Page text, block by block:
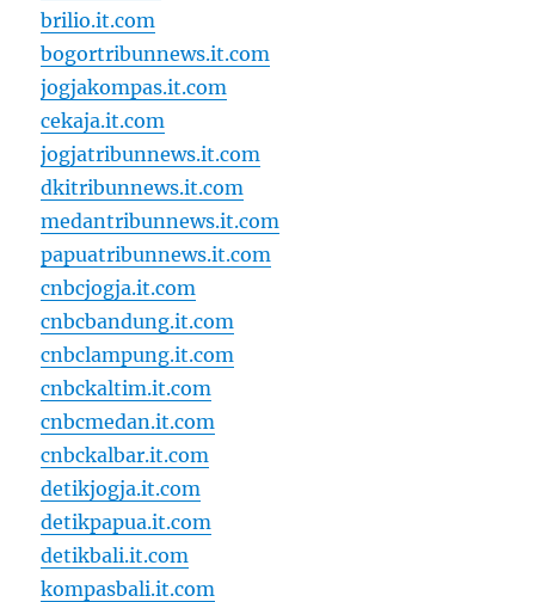
brilio.it.com
bogortribunnews.it.com
jogjakompas.it.com
cekaja.it.com
jogjatribunnews.it.com
dkitribunnews.it.com
medantribunnews.it.com
papuatribunnews.it.com
cnbcjogja.it.com
cnbcbandung.it.com
cnbclampung.it.com
cnbckaltim.it.com
cnbcmedan.it.com
cnbckalbar.it.com
detikjogja.it.com
detikpapua.it.com
detikbali.it.com
kompasbali.it.com